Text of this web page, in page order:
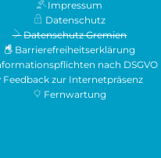
Impressum
Datenschutz
Datenschutz Gremien
Barrierefreiheitserklärung
nach DSGVO
Feedback zur Internetpräsenz
Fernwartung